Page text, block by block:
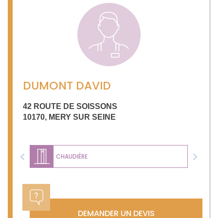
DUMONT DAVID
42 ROUTE DE SOISSONS
10170, MERY SUR SEINE
CHAUDIÈRE
Previous Next
DEMANDER UN DEVIS